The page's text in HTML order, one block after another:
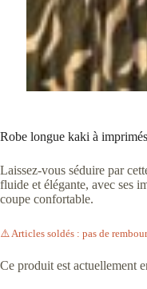
Robe longue kaki à imprimés
Laissez-vous séduire par
fluide et élégante, avec ses
coupe confortable.
⚠️ Articles soldés : pas de
Ce produit est actuellement